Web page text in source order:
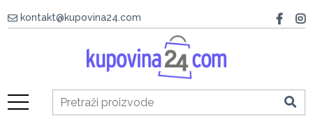
kontakt@kupovina24.com